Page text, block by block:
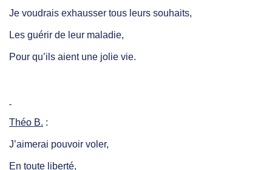
Je voudrais exhausser tous leurs souhaits,
Les guérir de leur maladie,
Pour qu’ils aient une jolie vie.
Théo B. :
J’aimerai pouvoir voler,
En toute liberté,